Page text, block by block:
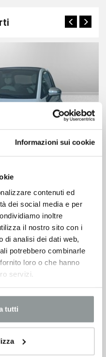
Informazioni sui cookie
contenuti ed
dei social media e per
inoltre
il nostro sito con i
di analisi dei dati web,
potrebbero combinarle
loro o che hanno
servizi.
tutti